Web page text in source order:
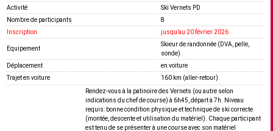
Activité
Ski Vernets PD
Nombre de participants
8
Inscription
jusquʼau 20 février 2026
Equipement
Skieur de randonnée (DVA, pelle,
sonde)
Déplacement
en voiture
Trajet en voiture
160 km (aller-retour)
Rendez-vous à la patinoire des Vernets (ou autre selon
indications du chef de course) à 6h45, départ à 7h. Niveau
requis: bonne condition physique et technique de ski correcte
(montée, descente et utilisation du matériel). Chaque participant
est tenu de se présenter à une course avec son matériel